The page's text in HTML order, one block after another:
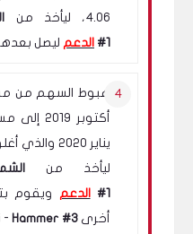
4.06، ليأخذ من
#1 الدعم ليصل بعدها
ليأخذ من
#1 الدعم
ويقوم
أخرى Hammer #3
-